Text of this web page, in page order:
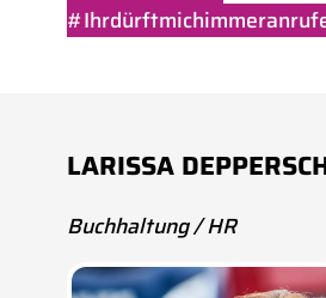
LARISSA
Buchhaltung / HR